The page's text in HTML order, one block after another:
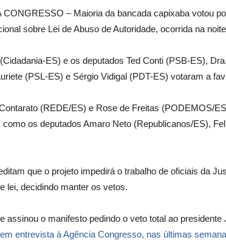
CONGRESSO – Maioria da bancada capixaba votou
sobre Lei de Abuso de Autoridade, ocorrida na
ES) e os deputados Ted Conti (PSB-ES),
(PSL-ES) e Sérgio Vidigal (PDT-ES) votaram a
(REDE/ES) e Rose de Freitas (PODEMOS/
os deputados Amaro Neto (Republicanos/ES),
que o projeto impedirá o trabalho de oficiais da
lei, decidindo manter os vetos.
assinou o manifesto pedindo o veto total ao presidente
em entrevista à Agência Congresso, nas últimas